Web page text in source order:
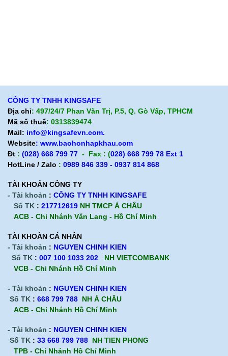
CÔNG TY TNHH KINGSAFE
Địa chỉ: 497/24/7 Phan Văn Trị, P.5, Q. Gò Vấp, TPHCM
Mã số thuế: 0313839474
Mail: info@kingsafevn.com.
Website: www.baohonhapkhau.com
Đt : (028) 668 799 77 - Fax : (028) 668 799 78 Ext 1
HotLine / Zalo : 0989 846 339 - 0937 814 868
TÀI KHOẢN CÔNG TY
- Tài khoản : CÔNG TY TNHH KINGSAFE
Số TK : 217712619 NH TMCP Á CHÂU
ACB - Chi Nhánh Văn Lang - Hồ Chí Minh
TÀI KHOÀN CÁ NHÂN
- Tài khoản : NGUYEN CHINH KIEN
Số TK : 007 100 1033 202
NH VIETCOMBANK
VCB - Chi Nhánh Hồ Chí Minh
- Tài khoản : NGUYEN CHINH KIEN
Số TK : 668 799 788 NH Á CHÂU
ACB - Chi Nhánh Hồ Chí Minh
- Tài khoản : NGUYEN CHINH KIEN
Số TK : 33 668 799 788 NH TIEN PHONG
TPB - Chi Nhánh Hồ Chí Minh